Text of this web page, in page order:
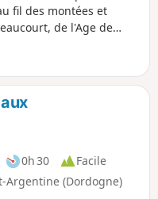
fil des montées et
de l'Age de
0h 30
Facile
Argentine (Dordogne)